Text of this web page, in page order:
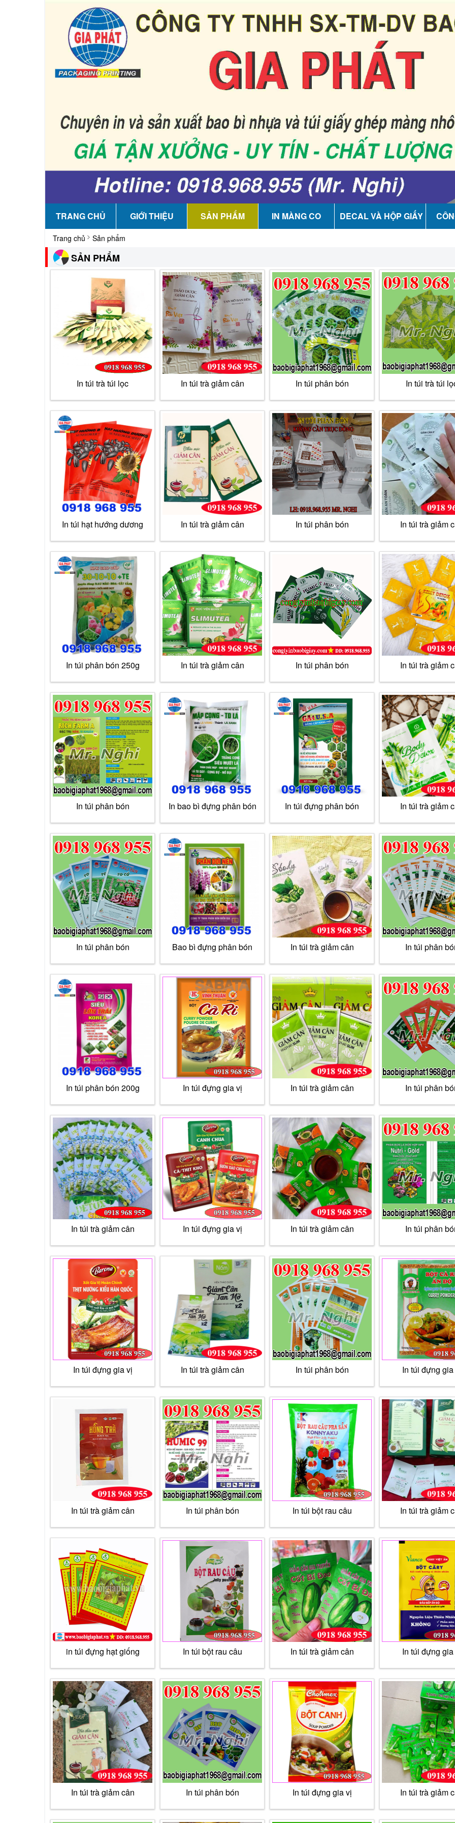
TRANG CHỦ GIỚI THIỆU SẢN PHẨM IN MÀNG CO DECAL VÀ HỘP GIẤY
Trang chủ Sản phẩm
SẢN PHẨM
In túi trà túi lọc In túi trà giảm cân In túi phân bón In túi trà túi
In túi hạt hướng dương In túi trà giảm cân In túi phân bón In túi trà giảm
In túi phân bón 250g In túi trà giảm cân In túi phân bón In túi trà giảm
In túi phân bón In bao bì đựng phân bón In túi đựng phân bón In túi trà giảm
In túi phân bón Bao bì đựng phân bón In túi trà giảm cân In túi phân
In túi phân bón 200g In túi đựng gia vị In túi trà giảm cân In túi phân
In túi trà giảm cân In túi đựng gia vị In túi trà giảm cân In túi phân
In túi đựng gia vị In túi trà giảm cân In túi phân bón In túi đựng
In túi trà giảm cân In túi phân bón In túi bột rau câu In túi trà giảm
in túi đựng hạt giống In túi bột rau câu In túi trà giảm cân In túi đựng
In túi trà giảm cân In túi phân bón In túi đựng gia vị In túi trà giảm